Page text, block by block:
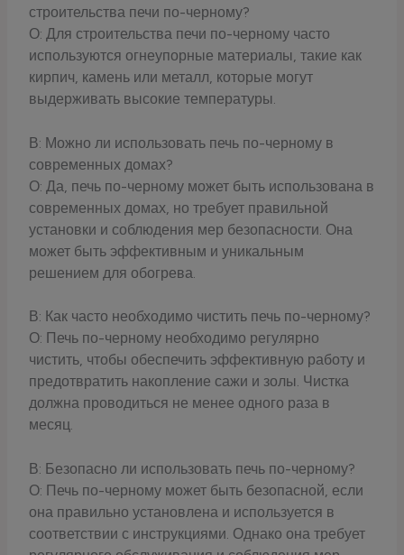
строительства печи по-черному?
О: Для строительства печи по-черному часто
используются огнеупорные материалы, такие как
кирпич, камень или металл, которые могут
выдерживать высокие температуры.
В: Можно ли использовать печь по-черному в
современных домах?
О: Да, печь по-черному может быть использована в
современных домах, но требует правильной
установки и соблюдения мер безопасности. Она
может быть эффективным и уникальным
решением для обогрева.
В: Как часто необходимо чистить печь по-черному?
О: Печь по-черному необходимо регулярно
чистить, чтобы обеспечить эффективную работу и
предотвратить накопление сажи и золы. Чистка
должна проводиться не менее одного раза в
месяц.
В: Безопасно ли использовать печь по-черному?
О: Печь по-черному может быть безопасной, если
она правильно установлена и используется в
соответствии с инструкциями. Однако она требует